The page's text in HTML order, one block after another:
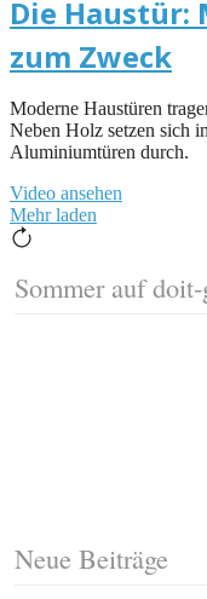
Die
zum Zweck
Moderne Haustüren
Neben Holz setzen sich
Aluminiumtüren durch.
Video ansehen
Mehr laden
Sommer auf
Neue Beiträge